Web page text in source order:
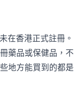
在香港正式註冊。
藥品或保健品，不
地方能買到的都是